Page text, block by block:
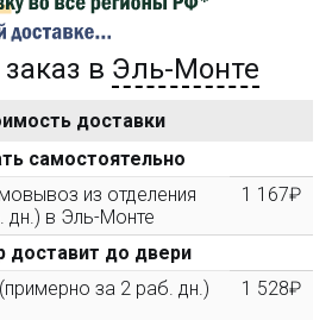
10%
постоянную скидку на все
10%
до 10%
в Эль-Монте
доставки
самостоятельно
из отделения
дн.) в Эль-Монте
1 167₽
доставит до двери
за 2 раб. дн.)
1 528₽